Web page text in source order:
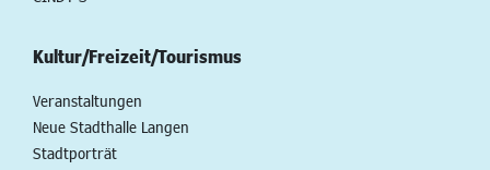
Kultur/Freizeit/Tourismus
Veranstaltungen
Neue Stadthalle Langen
Stadtporträt